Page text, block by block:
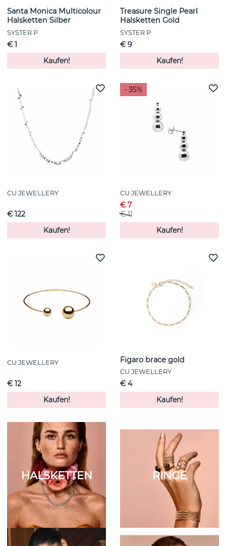
Santa Monica Multicolour
Halsketten Silber
SYSTER P
€ 1
Kaufen!
Treasure Single Pearl
Halsketten Gold
SYSTER P
€ 9
Kaufen!
CU JEWELLERY
€ 122
Kaufen!
- 35%
CU JEWELLERY
€ 7
€ 11
Kaufen!
CU JEWELLERY
€ 12
Kaufen!
Figaro brace gold
CU JEWELLERY
€ 4
Kaufen!
HALSKETTEN RINGE